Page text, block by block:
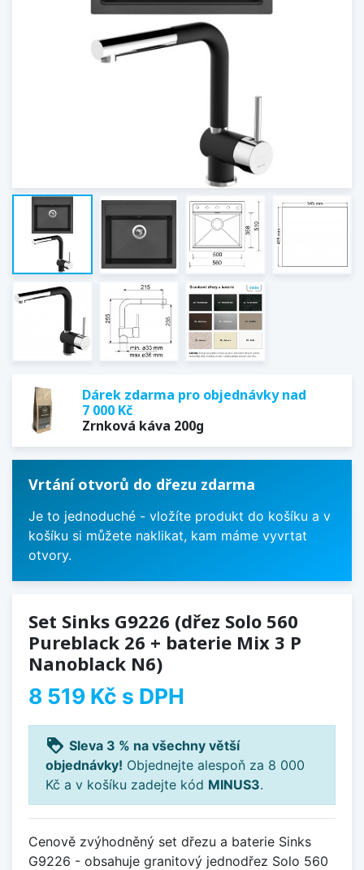
Dárek zdarma pro objednávky nad
7 000 Kč
Zrnková káva 200g
Vrtání otvorů do dřezu zdarma
Je to jednoduché - vložíte produkt do košíku a v
košíku si můžete naklikat, kam máme vyvrtat
otvory.
Set Sinks G9226 (dřez Solo 560
Pureblack 26 + baterie Mix 3 P
Nanoblack N6)
8 519 Kč s DPH
loyalty Sleva 3 % na všechny větší
objednávky! Objednejte alespoň za 8 000
Kč a v košíku zadejte kód MINUS3.
Cenově zvýhodněný set dřezu a baterie Sinks
G9226 - obsahuje granitový jednodřez Solo 560